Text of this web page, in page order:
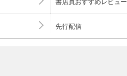
先行配信